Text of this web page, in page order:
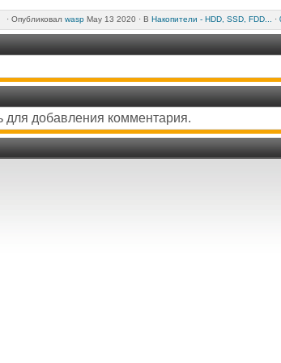
· Опубликовал wasp May 13 2020 · В Накопители - HDD, SSD, FDD... ·
для добавления комментария.